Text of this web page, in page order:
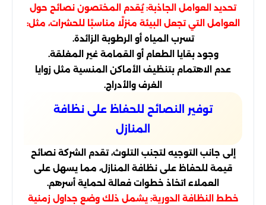
تحديد العوامل الجاذبة: يُقدم المختصون نصائح حول
العوامل التي تجعل البيئة منزلًا مناسبًا للحشرات، مثل:
تسرب المياه أو الرطوبة الزائدة.
وجود بقايا الطعام أو القمامة غير المغلقة.
عدم الاهتمام بتنظيف الأماكن المنسية مثل زوايا
الغرف والأدراج.
توفير النصائح للحفاظ على نظافة
المنازل
إلى جانب التوجيه لتجنب التلوث، تقدم الشركة نصائح
قيمة للحفاظ على نظافة المنازل، مما يسهل على
العملاء اتخاذ خطوات فعالة لحماية أسرهم.
خطط النظافة الدورية: يشمل ذلك وضع جداول زمنية